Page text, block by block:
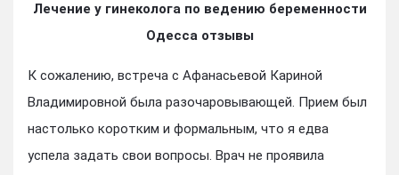
Лечение у гинеколога по ведению беременности
Одесса отзывы
К сожалению, встреча с Афанасьевой Кариной
Владимировной была разочаровывающей. Прием был
настолько коротким и формальным, что я едва
успела задать свои вопросы. Врач не проявила